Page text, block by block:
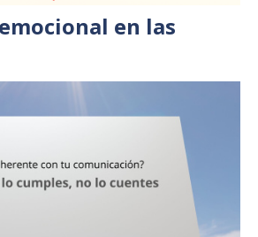
en las